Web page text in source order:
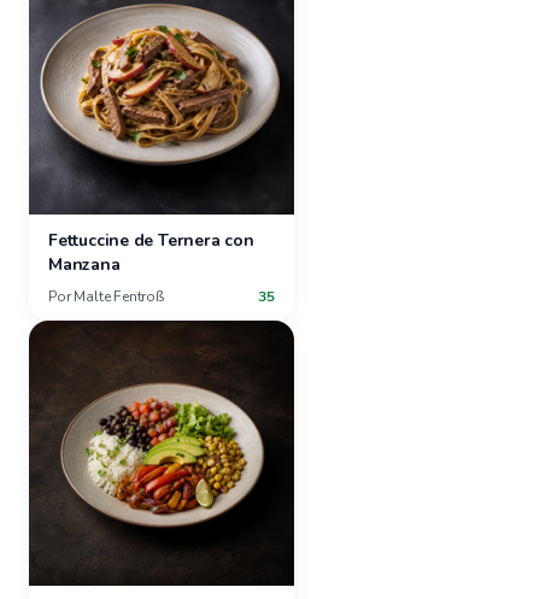
Fettuccine de Ternera con
Manzana
Por Malte Fentroß 35